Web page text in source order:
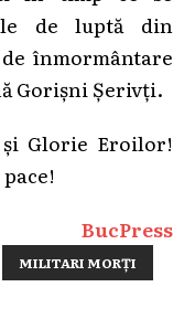
de luptă din
înmormântare
Gorișni Șerivți.
și Glorie Eroilor!
BucPress
MILITARI MORȚI